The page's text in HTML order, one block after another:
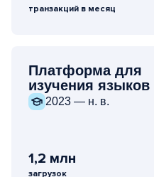
транзакций в месяц
Платформа для
изучения языков
2023 — н. в.
1,2 млн
загрузок